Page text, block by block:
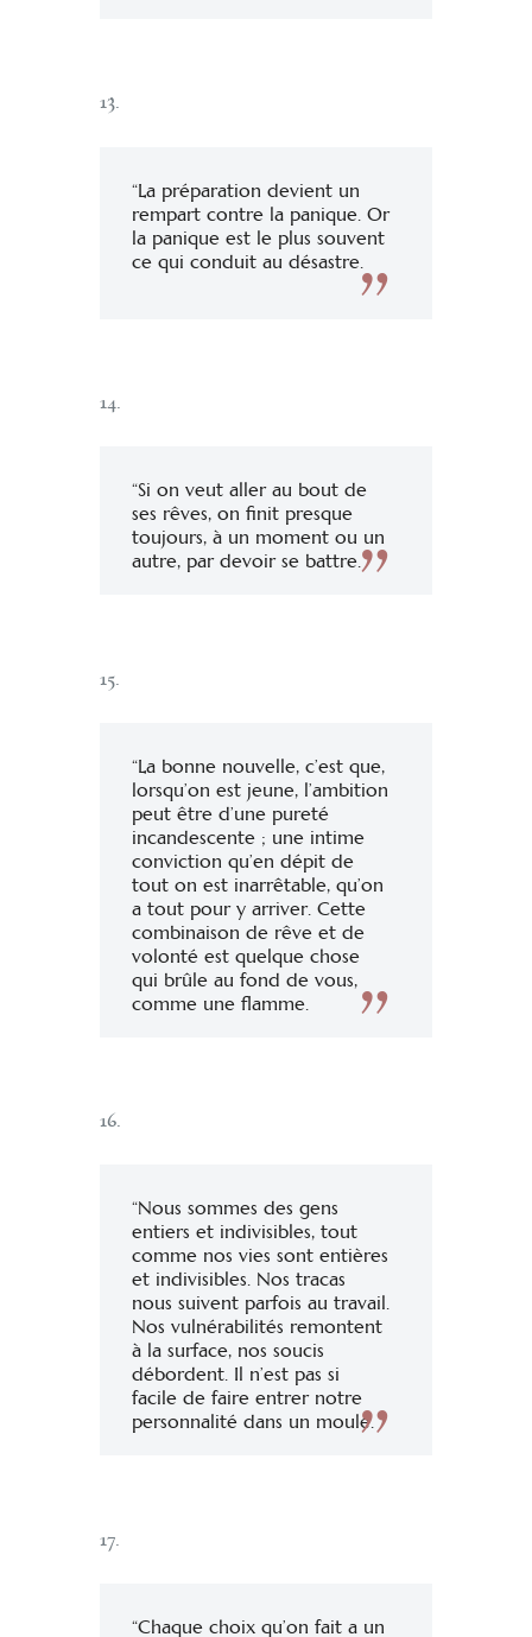
13.
“La préparation devient un
rempart contre la panique. Or
la panique est le plus souvent
ce qui conduit au désastre.
14.
“Si on veut aller au bout de
ses rêves, on finit presque
toujours, à un moment ou un
autre, par devoir se battre.
15.
“La bonne nouvelle, c’est que,
lorsqu’on est jeune, l’ambition
peut être d’une pureté
incandescente ; une intime
conviction qu’en dépit de
tout on est inarrêtable, qu’on
a tout pour y arriver. Cette
combinaison de rêve et de
volonté est quelque chose
qui brûle au fond de vous,
comme une flamme.
16.
“Nous sommes des gens
entiers et indivisibles, tout
comme nos vies sont entières
et indivisibles. Nos tracas
nous suivent parfois au travail.
Nos vulnérabilités remontent
à la surface, nos soucis
débordent. Il n’est pas si
facile de faire entrer notre
personnalité dans un moule.
17.
“Chaque choix qu’on fait a un